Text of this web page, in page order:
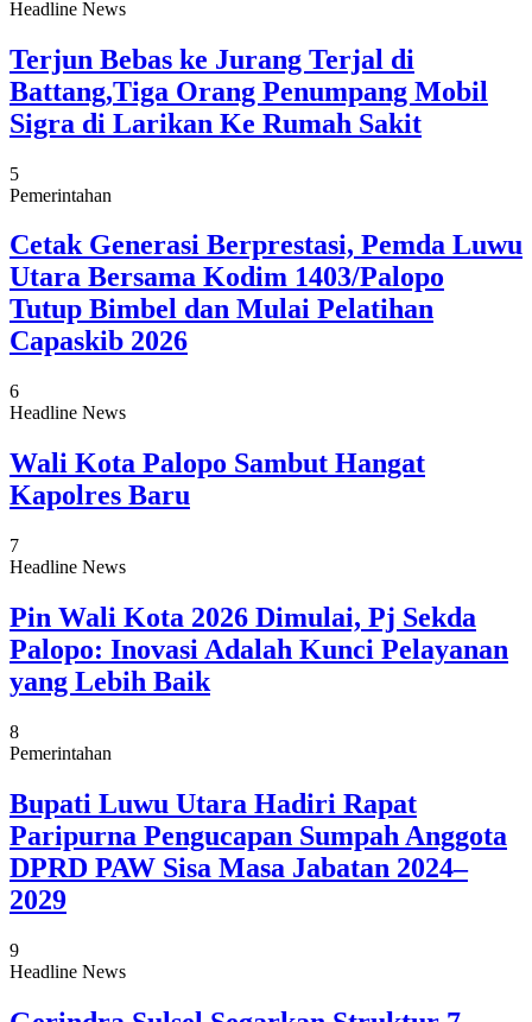
Headline News
Terjun Bebas ke Jurang Terjal di
Battang,Tiga Orang Penumpang Mobil
Sigra di Larikan Ke Rumah Sakit
5
Pemerintahan
Cetak Generasi Berprestasi, Pemda Luwu
Utara Bersama Kodim 1403/Palopo
Tutup Bimbel dan Mulai Pelatihan
Capaskib 2026
6
Headline News
Wali Kota Palopo Sambut Hangat
Kapolres Baru
7
Headline News
Pin Wali Kota 2026 Dimulai, Pj Sekda
Palopo: Inovasi Adalah Kunci Pelayanan
yang Lebih Baik
8
Pemerintahan
Bupati Luwu Utara Hadiri Rapat
Paripurna Pengucapan Sumpah Anggota
DPRD PAW Sisa Masa Jabatan 2024–
2029
9
Headline News